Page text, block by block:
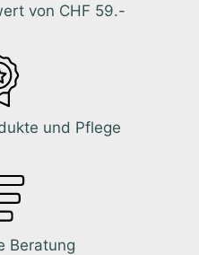
von CHF 59.-
und Pflege
Beratung